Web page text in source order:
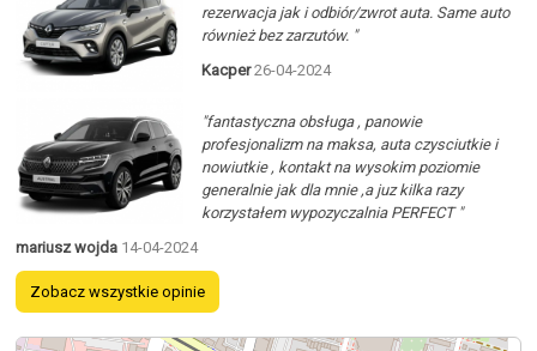
rezerwacja jak i odbiór/zwrot auta. Same auto
również bez zarzutów. "
Kacper 26-04-2024
"fantastyczna obsługa , panowie
profesjonalizm na maksa, auta czysciutkie i
nowiutkie , kontakt na wysokim poziomie
generalnie jak dla mnie ,a juz kilka razy
korzystałem wypozyczalnia PERFECT "
mariusz wojda 14-04-2024
Zobacz wszystkie opinie